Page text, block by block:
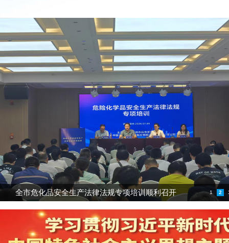
1 2
全市危化品安全生产法律法规专项培训顺利召开